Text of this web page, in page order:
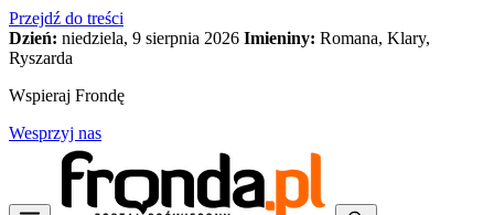
Przejdź do treści
Dzień: niedziela, 9 sierpnia 2026 Imieniny: Romana, Klary,
Ryszarda
Wspieraj Frondę
Wesprzyj nas